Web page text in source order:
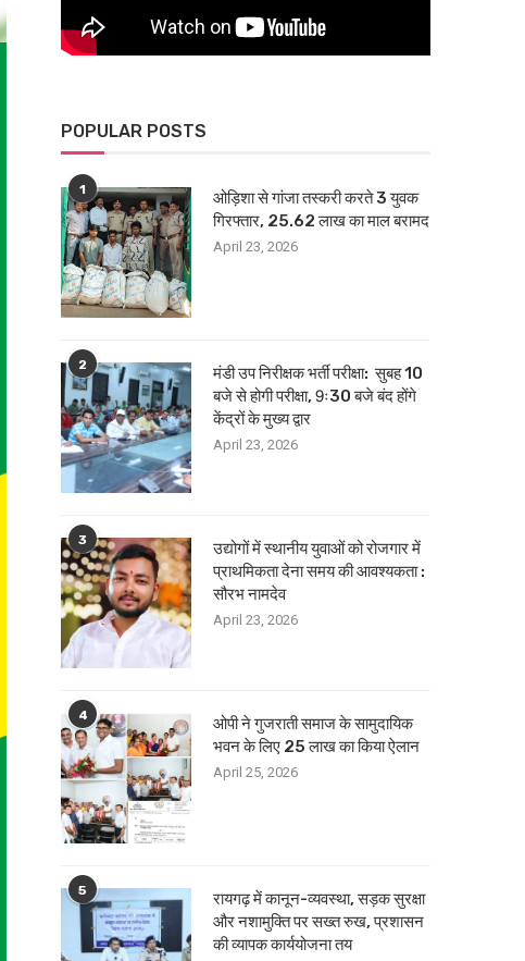
POPULAR POSTS
1
ओड़िशा से गांजा तस्करी करते 3 युवक
गिरफ्तार, 25.62 लाख का माल बरामद
April 23, 2026
2
मंडी उप निरीक्षक भर्ती परीक्षा: सुबह 10
बजे से होगी परीक्षा, 9ः30 बजे बंद होंगे
केंद्रों के मुख्य द्वार
April 23, 2026
3
उद्योगों में स्थानीय युवाओं को रोजगार में
प्राथमिकता देना समय की आवश्यकता :
सौरभ नामदेव
April 23, 2026
4
ओपी ने गुजराती समाज के सामुदायिक
भवन के लिए 25 लाख का किया ऐलान
April 25, 2026
5
रायगढ़ में कानून-व्यवस्था, सड़क सुरक्षा
और नशामुक्ति पर सख्त रुख, प्रशासन
की व्यापक कार्ययोजना तय